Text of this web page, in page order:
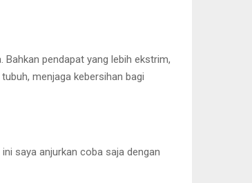
pendapat yang lebih ekstrim,
menjaga kebersihan bagi
saya anjurkan coba saja dengan